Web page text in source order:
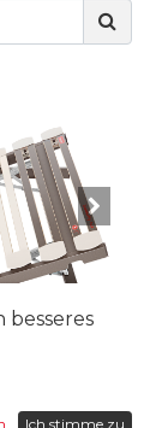
besseres
Ich stimme zu